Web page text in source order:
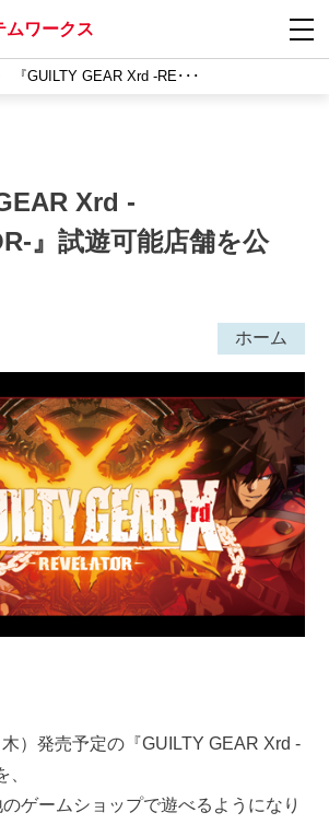
ムワークス
『GUILTY GEAR Xrd -RE･･･
Xrd -
』試遊可能店舗を公
ホーム
）発売予定の『GUILTY GEAR Xrd -
、
ゲームショップで遊べるようになり